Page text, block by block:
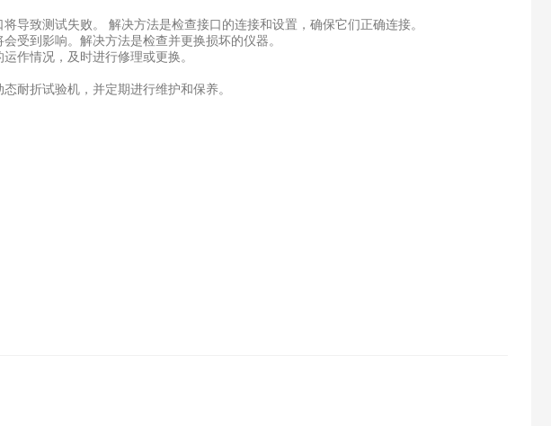
致测试失败。 解决方法是检查接口的连接和设置，确保它们正确连接。
到影响。解决方法是检查并更换损坏的仪器。
作情况，及时进行修理或更换。
折试验机，并定期进行维护和保养。